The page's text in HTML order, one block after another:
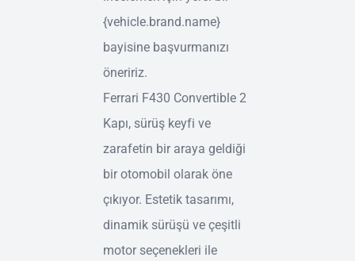
{vehicle.brand.name}
bayisine başvurmanızı
öneririz.
Ferrari F430 Convertible 2
Kapı, sürüş keyfi ve
zarafetin bir araya geldiği
bir otomobil olarak öne
çıkıyor. Estetik tasarımı,
dinamik sürüşü ve çeşitli
motor seçenekleri ile